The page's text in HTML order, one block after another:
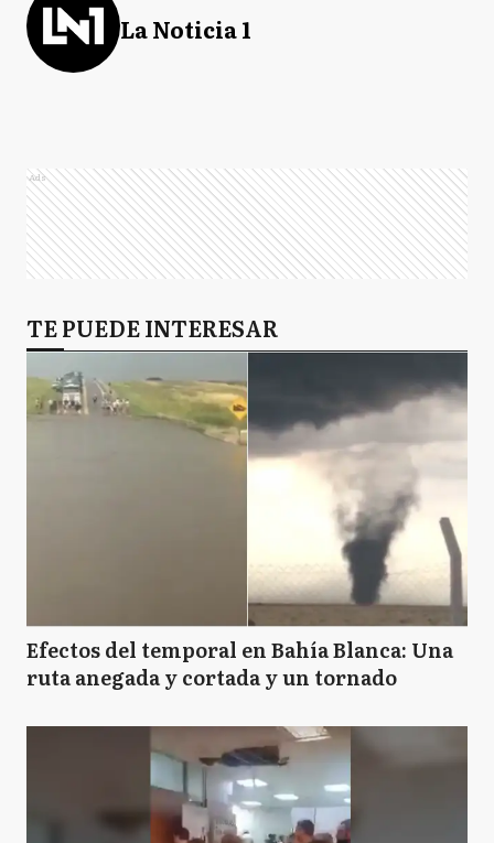
La Noticia 1
Ads
TE PUEDE INTERESAR
Efectos del temporal en Bahía Blanca: Una
ruta anegada y cortada y un tornado